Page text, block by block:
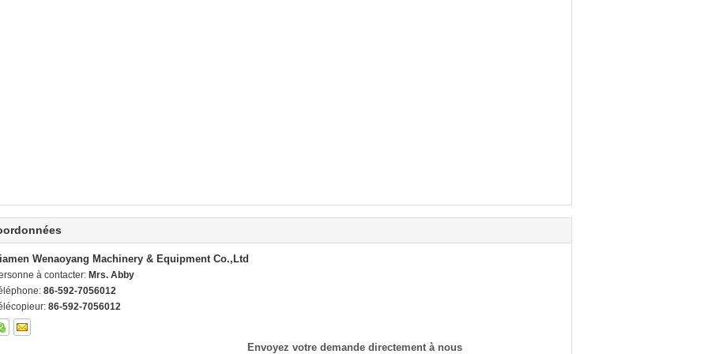
Wenaoyang Machinery & Equipment Co.,Ltd
à contacter: Mrs. Abby
86-592-7056012
86-592-7056012
Envoyez votre demande directement à nous